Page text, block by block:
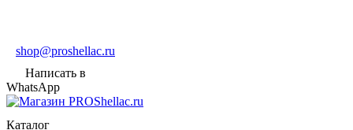
shop@proshellac.ru
Написать в
WhatsApp
Каталог